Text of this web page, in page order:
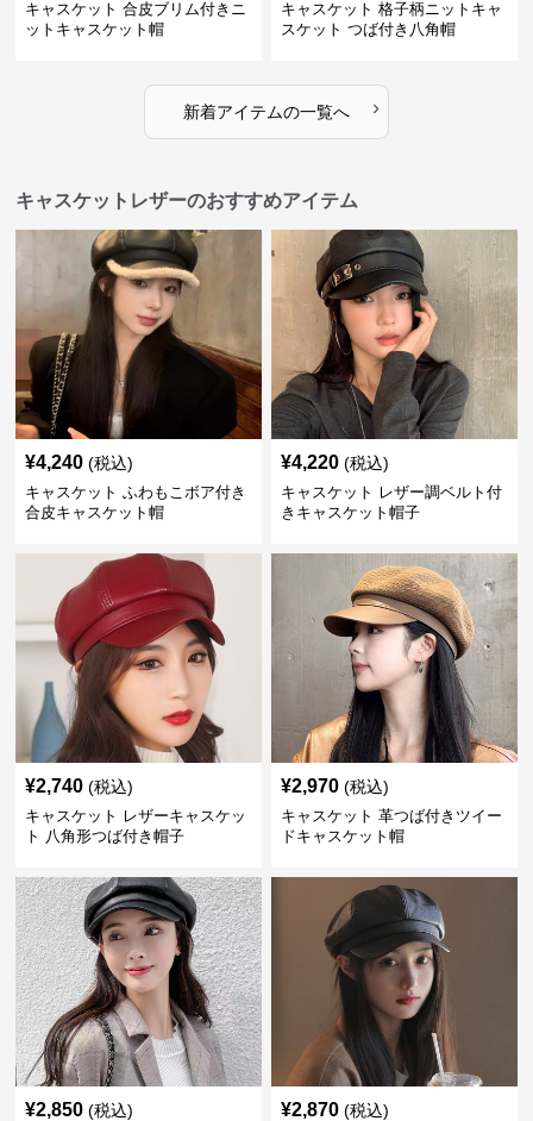
キャスケット 合皮ブリム付きニ
ットキャスケット帽
キャスケット 格子柄ニットキャ
スケット つば付き八角帽
新着アイテムの一覧へ ›
キャスケットレザーのおすすめアイテム
¥4,240 (税込)
キャスケット ふわもこボア付き
合皮キャスケット帽
¥4,220 (税込)
キャスケット レザー調ベルト付
きキャスケット帽子
¥2,740 (税込)
キャスケット レザーキャスケッ
ト 八角形つば付き帽子
¥2,970 (税込)
キャスケット 革つば付きツイー
ドキャスケット帽
¥2,850 (税込) ¥2,870 (税込)